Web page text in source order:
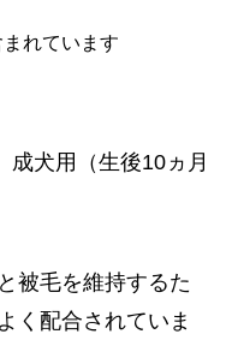
れています
犬用（生後10ヵ月
被毛を維持するた
く配合されていま